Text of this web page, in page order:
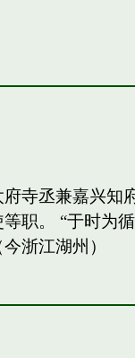
寺丞兼嘉兴
职。 “于时为
浙江湖州）